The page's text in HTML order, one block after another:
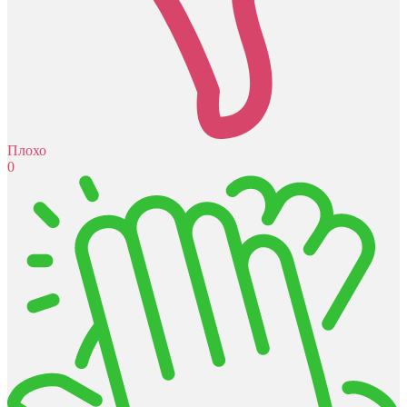
Плохо
0